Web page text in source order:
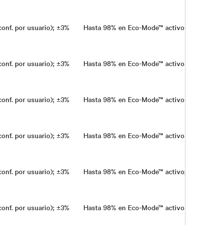
por usuario); ±3% Hasta 98% en Eco-Mode™ activo y 95%,
por usuario); ±3% Hasta 98% en Eco-Mode™ activo y 95%,
por usuario); ±3% Hasta 98% en Eco-Mode™ activo y 95%,
por usuario); ±3% Hasta 98% en Eco-Mode™ activo y 95%,
por usuario); ±3% Hasta 98% en Eco-Mode™ activo; hasta
por usuario); ±3% Hasta 98% en Eco-Mode™ activo y 95%,